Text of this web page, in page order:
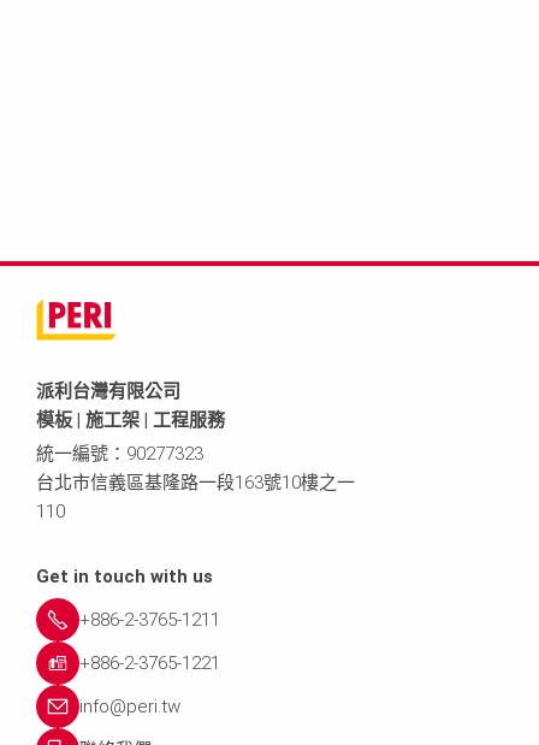
派利台灣有限公司
模板 | 施工架 | 工程服務
統一編號：90277323
台北市信義區基隆路一段163號10樓之一
110
Get in touch with us
+886-2-3765-1211
+886-2-3765-1221
info@peri.tw